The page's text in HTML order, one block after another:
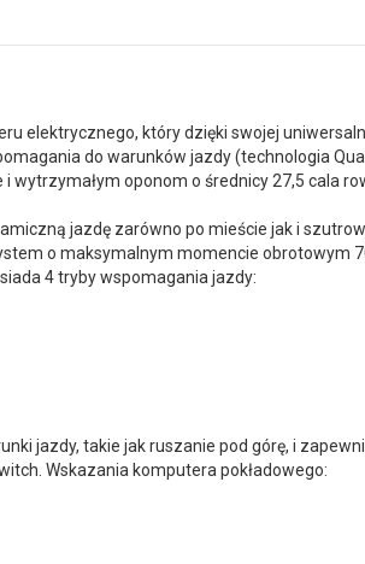
elektrycznego, który dzięki swojej
do warunków jazdy (technologia
oponom o średnicy 27,5 cala
jazdę zarówno po mieście jak i
o maksymalnym momencie obrotowym
4 tryby wspomagania jazdy:
jazdy, takie jak ruszanie pod górę, i
Wskazania komputera pokładowego: